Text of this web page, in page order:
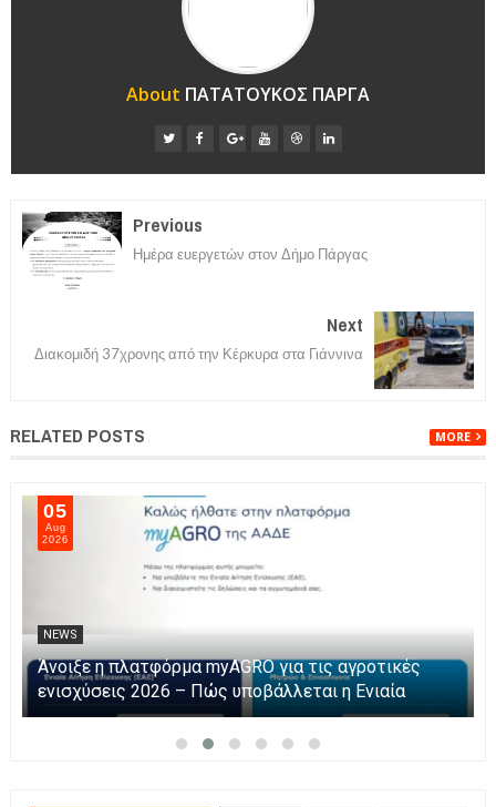
About ΠΑΤΑΤΟΥΚΟΣ ΠΑΡΓΑ
Previous
Ημέρα ευεργετών στον Δήμο Πάργας
Next
Διακομιδή 37χρονης από την Κέρκυρα στα Γιάννινα
RELATED POSTS MORE
05
Aug
2026
NEWS
Άνοιξε η πλατφόρμα myAGRO για τις αγροτικές
ενισχύσεις 2026 – Πώς υποβάλλεται η Ενιαία
Αίτηση Ενίσχυσης